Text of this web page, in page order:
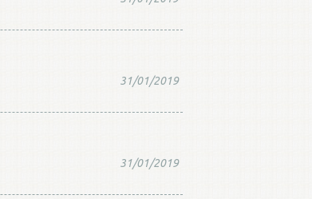
31/01/2019
31/01/2019